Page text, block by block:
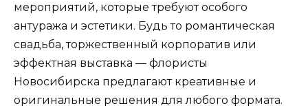
мероприятий, которые требуют особого
антуража и эстетики. Будь то романтическая
свадьба, торжественный корпоратив или
эффектная выставка — флористы
Новосибирска предлагают креативные и
оригинальные решения для любого формата.